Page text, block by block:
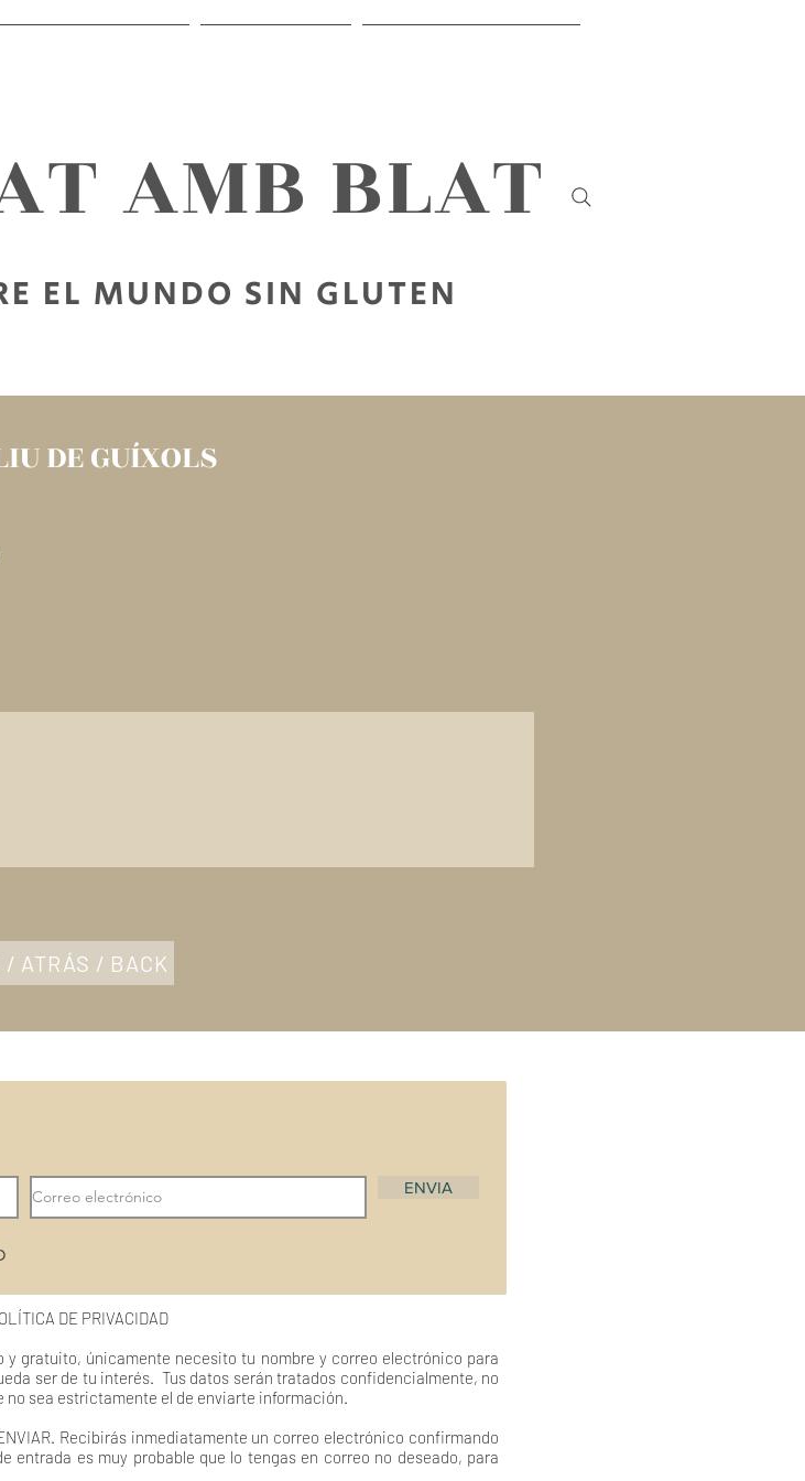
AMB BLAT
EL MUNDO SIN GLUTEN
DE GUÍXOLS
/ ATRÁS / BACK
ENVIA
DE PRIVACIDAD
y gratuito, únicamente necesito tu nombre y correo electrónico para
ser de tu interés. Tus datos serán tratados confidencialmente, no
no sea estrictamente el de enviarte información.
Recibirás inmediatamente un correo electrónico confirmando
entrada es muy probable que lo tengas en correo no deseado, para